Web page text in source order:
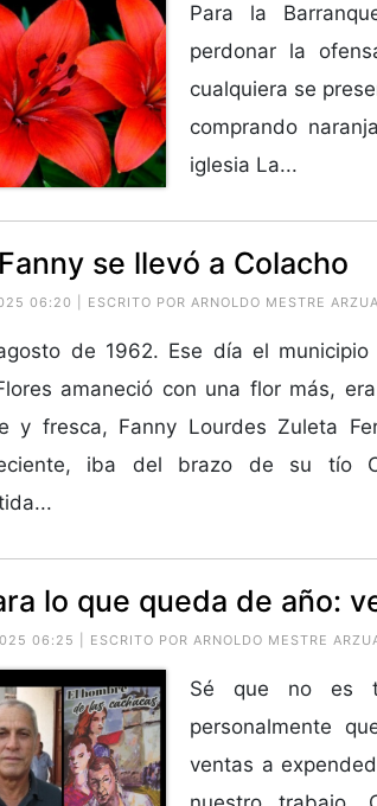
Para la
perdonar la
cualquiera se
comprando
iglesia La...
se llevó a Colacho
06:20 | ESCRITO POR ARNOLDO MESTRE
de 1962. Ese día el municipio
amaneció con una flor más,
y fresca, Fanny Lourdes Zuleta
iba del brazo de su tío
lo que queda de año:
06:25 | ESCRITO POR ARNOLDO MESTRE
Sé que no es
personalmente
ventas a